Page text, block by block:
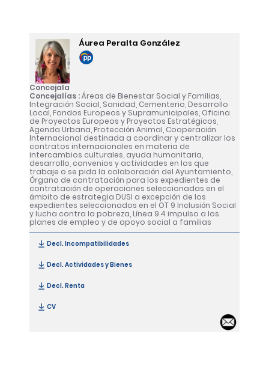
Áurea Peralta González
Concejala
Concejalías :Áreas de Bienestar Social y Familias,
Integración Social, Sanidad, Cementerio, Desarrollo
Local, Fondos Europeos y Supramunicipales, Oficina
de Proyectos Europeos y Proyectos Estratégicos,
Agenda Urbana, Protección Animal, Cooperación
Internacional destinada a coordinar y centralizar los
contratos internacionales en materia de
intercambios culturales, ayuda humanitaria,
desarrollo, convenios y actividades en los que
trabaje o se pida la colaboración del Ayuntamiento,
Órgano de contratación para los expedientes de
contratación de operaciones seleccionadas en el
ámbito de estrategia DUSI a excepción de los
expedientes seleccionados en el OT 9 Inclusión Social
y lucha contra la pobreza, Línea 9.4 impulso a los
planes de empleo y de apoyo social a familias
Decl. Incompatibilidades[Áurea Peralta González]
Decl. Actividades y Bienes[Áurea Peralta González]
Decl. Renta[Áurea Peralta González]
CV[Áurea Peralta González]